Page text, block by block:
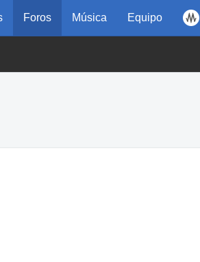
Foros Música Equipo